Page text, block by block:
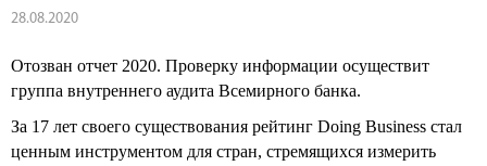
28.08.2020
Отозван отчет 2020. Проверку информации осуществит
группа внутреннего аудита Всемирного банка.
За 17 лет своего существования рейтинг Doing Business стал
ценным инструментом для стран, стремящихся измерить